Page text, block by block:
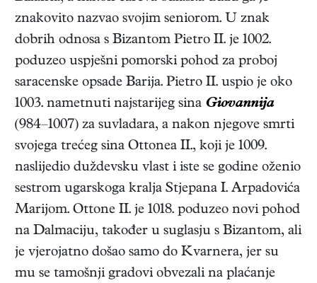
znakovito nazvao svojim seniorom. U znak
dobrih odnosa s Bizantom Pietro II. je 1002.
poduzeo uspješni pomorski pohod za proboj
saracenske opsade Barija. Pietro II. uspio je oko
1003. nametnuti najstarijeg sina Giovannija
(984–1007) za suvladara, a nakon njegove smrti
svojega trećeg sina Ottonea II., koji je 1009.
naslijedio duždevsku vlast i iste se godine oženio
sestrom ugarskoga kralja Stjepana I. Arpadovića
Marijom. Ottone II. je 1018. poduzeo novi pohod
na Dalmaciju, također u suglasju s Bizantom, ali
je vjerojatno došao samo do Kvarnera, jer su
mu se tamošnji gradovi obvezali na plaćanje